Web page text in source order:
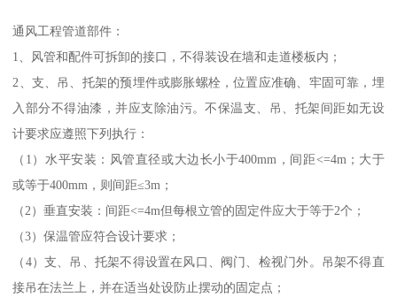
通风工程管道部件：
1、风管和配件可拆卸的接口，不得装设在墙和走道楼板内；
2、支、吊、托架的预埋件或膨胀螺栓，位置应准确、牢固可靠，埋
入部分不得油漆，并应支除油污。不保温支、吊、托架间距如无设
计要求应遵照下列执行：
（1）水平安装：风管直径或大边长小于400mm，间距<=4m；大于
或等于400mm，则间距≤3m；
（2）垂直安装：间距<=4m但每根立管的固定件应大于等于2个；
（3）保温管应符合设计要求；
（4）支、吊、托架不得设置在风口、阀门、检视门外。吊架不得直
接吊在法兰上，并在适当处设防止摆动的固定点；